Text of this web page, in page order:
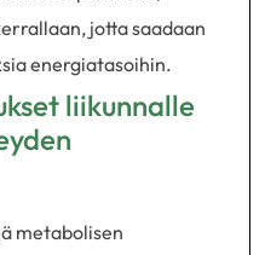
jotta saadaan
energiatasoihin.
liikunnalle
metabolisen